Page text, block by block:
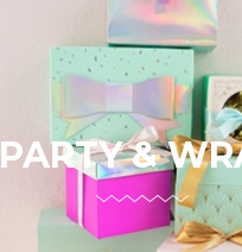
PARTY &